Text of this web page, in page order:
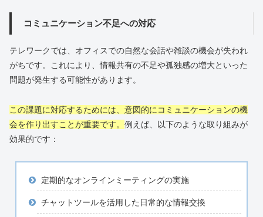
コミュニケーション不足への対応
テレワークでは、オフィスでの自然な会話や雑談の機会が失われ
がちです。これにより、情報共有の不足や孤独感の増大といった
問題が発生する可能性があります。
この課題に対応するためには、意図的にコミュニケーションの機
会を作り出すことが重要です。 例えば、以下のような取り組みが
効果的です：
定期的なオンラインミーティングの実施
チャットツールを活用した日常的な情報交換